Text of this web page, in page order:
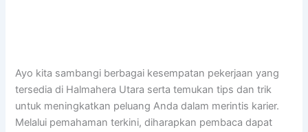
Ayo kita sambangi berbagai kesempatan pekerjaan yang
tersedia di Halmahera Utara serta temukan tips dan trik
untuk meningkatkan peluang Anda dalam merintis karier.
Melalui pemahaman terkini, diharapkan pembaca dapat